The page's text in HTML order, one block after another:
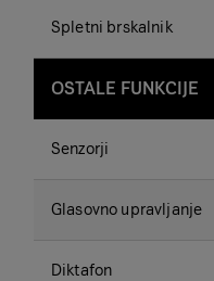
Spletni brskalnik
OSTALE FUNKCIJE
Senzorji
Glasovno upravljanje
Diktafon